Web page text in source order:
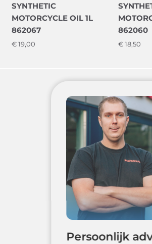
SYNTHETIC
MOTORCYCLE OIL 1L
862067
€19,00
862060
€18,50
Persoonlijk advies